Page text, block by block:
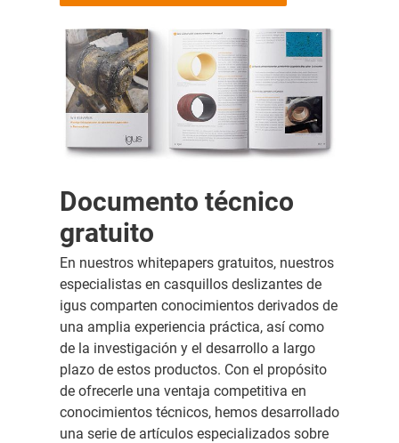
Documento técnico
gratuito
En nuestros whitepapers gratuitos, nuestros
especialistas en casquillos deslizantes de
igus comparten conocimientos derivados de
una amplia experiencia práctica, así como
de la investigación y el desarrollo a largo
plazo de estos productos. Con el propósito
de ofrecerle una ventaja competitiva en
conocimientos técnicos, hemos desarrollado
una serie de artículos especializados sobre